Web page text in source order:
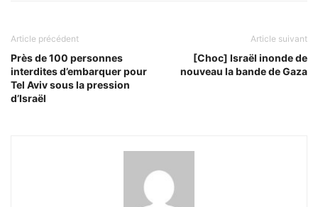
Article précédent
Près de 100 personnes
interdites d’embarquer pour
Tel Aviv sous la pression
d’Israël
Article suivant
[Choc] Israël inonde de
nouveau la bande de Gaza